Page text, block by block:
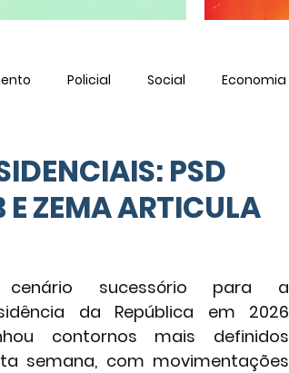
Policial Social Economia
PSD
ZEMA ARTICULA
sucessório para a
da República em 2026
contornos mais definidos
semana, com movimentações